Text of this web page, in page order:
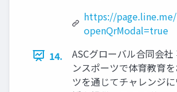
https://
openQrModal=true
14.
ASCグローバル合同会
ンスポーツで体育教育
ツを通じてチャレンジ